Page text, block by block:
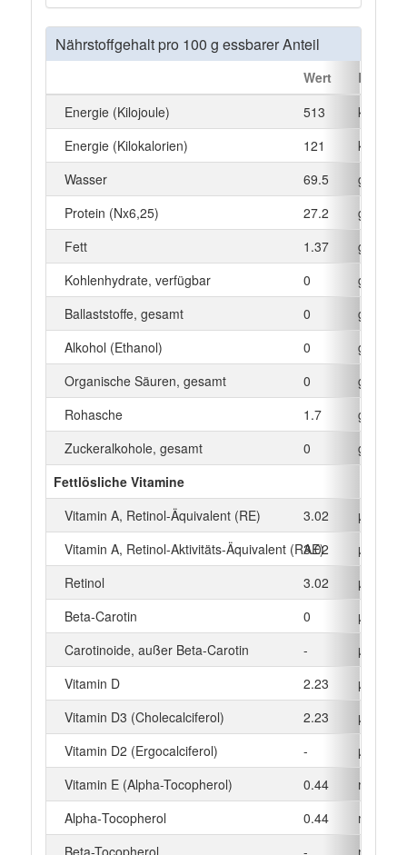
Nährstoffgehalt pro 100 g essbarer Anteil
Wert
Einheit
Energie (Kilojoule)
513
kJ
Energie (Kilokalorien)
121
kcal
Wasser
69.5
g
Protein (Nx6,25)
27.2
g
Fett
1.37
g
Kohlenhydrate, verfügbar
0
g
Ballaststoffe, gesamt
0
g
Alkohol (Ethanol)
0
g
Organische Säuren, gesamt
0
g
Rohasche
1.7
g
Zuckeralkohole, gesamt
0
g
Fettlösliche Vitamine
Vitamin A, Retinol-Äquivalent (RE)
3.02
µg
Vitamin A, Retinol-Aktivitäts-Äquivalent (RAE)
3.02
µg
Retinol
3.02
µg
Beta‑Carotin
0
µg
Carotinoide, außer Beta-Carotin
-
µg
Vitamin D
2.23
µg
Vitamin D3 (Cholecalciferol)
2.23
µg
Vitamin D2 (Ergocalciferol)
-
µg
Vitamin E (Alpha-Tocopherol)
0.44
mg
Alpha‑Tocopherol
0.44
mg
Beta-Tocopherol
-
mg